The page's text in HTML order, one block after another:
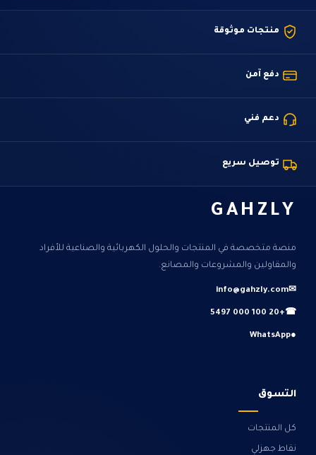
منتجات موثوقة
دفع آمن
دعم فني
توصيل سريع
GAHZLY
منصة متخصصة في المنتجات والحلول الكهربائية والصناعية للأفراد
والمقاولين والمشروعات والمصانع.
✉
info@gahzly.com
☎
+20 100 000 5497
●
WhatsApp
التسوق
كل المنتجات
نقاط جهزلي